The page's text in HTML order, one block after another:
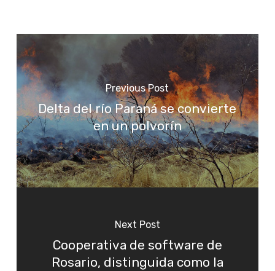
Previous Post
Delta del río Paraná se convierte
en un polvorín
Next Post
Cooperativa de software de
Rosario, distinguida como la